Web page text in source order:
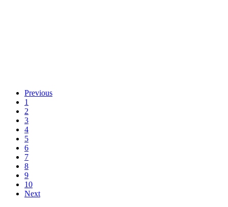
Previous
1
2
3
4
5
6
7
8
9
10
Next